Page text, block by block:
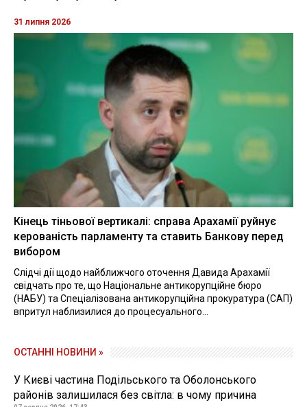
31 липня 2026
Кінець тіньової вертикалі: справа Арахамії руйнує
керованість парламенту та ставить Банкову перед
вибором
Слідчі дії щодо найближчого оточення Давида Арахамії
свідчать про те, що Національне антикорупційне бюро
(НАБУ) та Спеціалізована антикорупційна прокуратура (САП)
впритул наблизилися до процесуального...
ОСТАННІ НОВИНИ »
У Києві частина Подільського та Оболонського
районів залишилася без світла: в чому причина